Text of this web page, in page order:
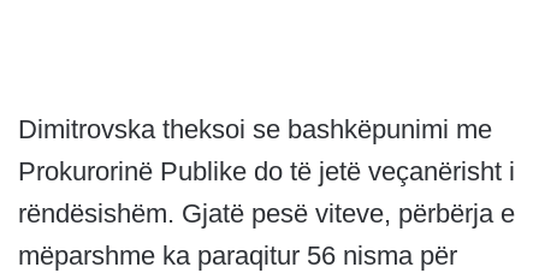
Dimitrovska theksoi se bashkëpunimi me
Prokurorinë Publike do të jetë veçanërisht i
rëndësishëm. Gjatë pesë viteve, përbërja e
mëparshme ka paraqitur 56 nisma për